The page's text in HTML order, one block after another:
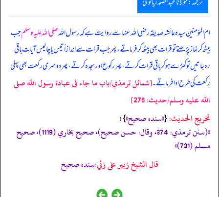
ام المؤمنین سیدہ عائشہ صدیقہ رضی اللہ عنہا سے روایت ہے کہ رسول اللہصلی اللہ علیہ وسلمجب
بیٹھ کر نماز پڑھتے تو قرات بھی بیٹھ کر فرماتے، پھر جب قرات سے اندازاً تیس یا چالیس آیات باقی
رہ جاتیں تو کھڑے ہو کر باقی قرات کرتے، پھر رکوع اور سجدہ کرتے، پھر دوسری رکعت بھی پہلی
رکعت کی طرح ادا فرماتے۔[شمائل ترمذي/باب ما جاء فى عبادة رسول الله صلى
الله عليه وسلم/حدیث: 278]
تخریج الحدیث:{«‏‏‏‏سنده صحيح»‏‏‏‏ }:
«(سنن ترمذي: 374، وقال: حسن صحيح)، صحيح بخاري (1119)، صحيح
مسلم (731)»
قال الشيخ زبير على زئي:سنده صحيح